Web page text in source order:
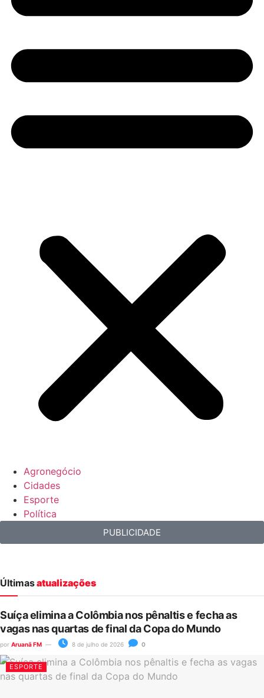
Agronegócio
Cidades
Esporte
Política
PUBLICIDADE
Últimasatualizações
Suíça elimina a Colômbia nos pênaltis e fecha as
vagas nas quartas de final da Copa do Mundo
por Aruanã FM 8 de julho de 2026 0
ESPORTE